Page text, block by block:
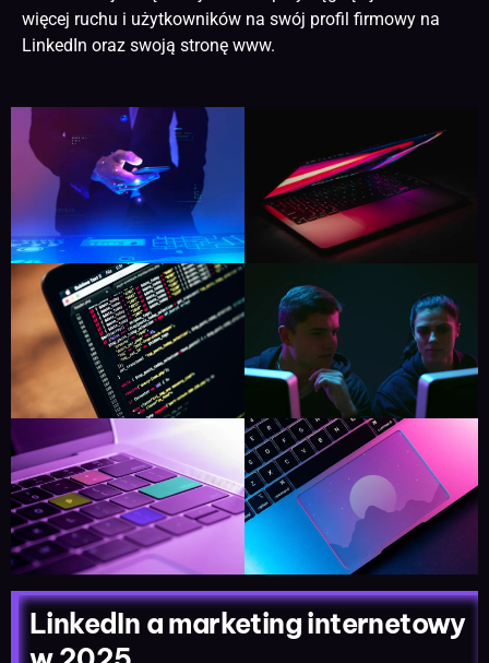
więcej ruchu i użytkowników na swój profil firmowy na
LinkedIn oraz swoją stronę www.
LinkedIn a marketing internetowy